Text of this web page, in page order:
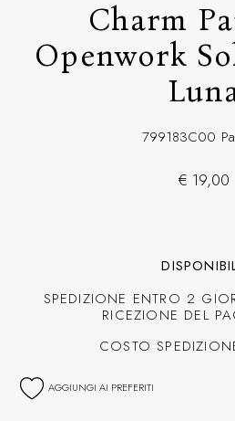
Charm
Openwork
799183C00
€ 19,00
SPEDIZIONE ENTRO 2
RICEZIONE DEL
COSTO
AGGIUNGI AI PREFERITI